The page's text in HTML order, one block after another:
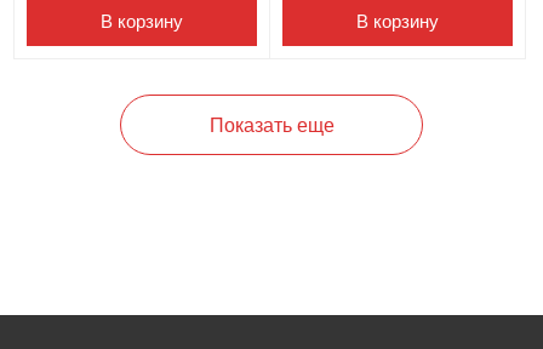
В корзину В корзину
Показать еще